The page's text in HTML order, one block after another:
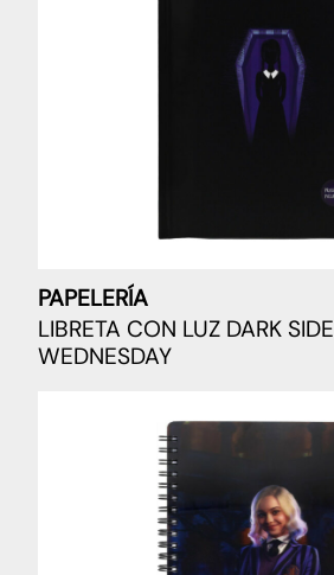
PAPELERÍA
LIBRETA CON LUZ DARK SIDE
WEDNESDAY